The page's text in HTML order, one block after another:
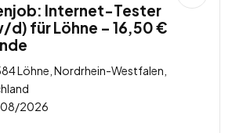
Internet-Tester
d) für Löhne – 16,50 €
Löhne, Nordrhein-Westfalen,
2026